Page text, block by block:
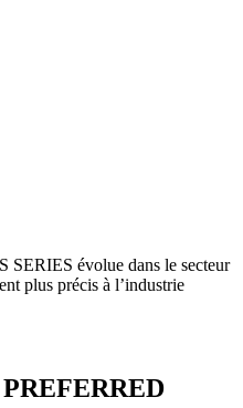
évolue dans le secteur
plus précis à l’industrie